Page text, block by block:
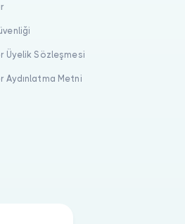
Üyelik Sözleşmesi
Aydınlatma Metni